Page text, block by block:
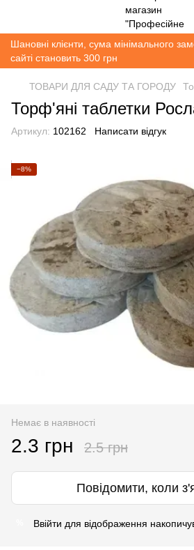
Шановні клієнти, сума мінімального
сайті становить 300 грн
ТОВАРИ ДЛЯ САДУ ТА ГОРОДУ
Торф'яні таблетки
Артикул: 102162 Написати відгук
−8%
Немає в наявності
2.3 грн 2.5 грн
Повідомити, коли
Ввійти для відображення